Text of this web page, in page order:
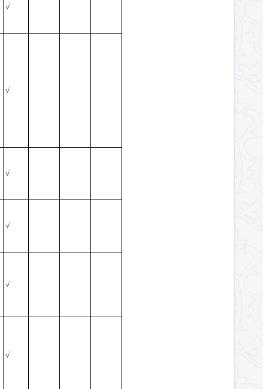
√
√
√
√
√
√